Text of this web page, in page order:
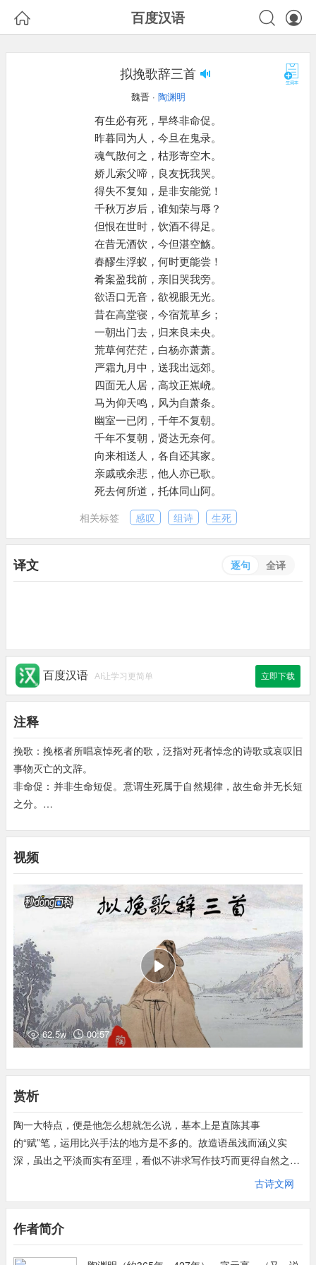
 百度汉语 

拟挽歌辞三首
魏晋 · 陶渊明
有生必有死，早终非命促。
昨暮同为人，今旦在鬼录。
魂气散何之，枯形寄空木。
娇儿索父啼，良友抚我哭。
得失不复知，是非安能觉！
千秋万岁后，谁知荣与辱？
但恨在世时，饮酒不得足。
在昔无酒饮，今但湛空觞。
春醪生浮蚁，何时更能尝！
肴案盈我前，亲旧哭我旁。
欲语口无音，欲视眼无光。
昔在高堂寝，今宿荒草乡；
一朝出门去，归来良未央。
荒草何茫茫，白杨亦萧萧。
严霜九月中，送我出远郊。
四面无人居，高坟正嶣峣。
马为仰天鸣，风为自萧条。
幽室一已闭，千年不复朝。
千年不复朝，贤达无奈何。
向来相送人，各自还其家。
亲戚或余悲，他人亦已歌。
死去何所道，托体同山阿。
相关标签 感叹 组诗 生死
译文 逐句 全译
百度汉语 AI让学习更简单 立即下载
注释
挽歌：挽柩者所唱哀悼死者的歌，泛指对死者悼念的诗歌或哀叹旧
事物灭亡的文辞。
非命促：并非生命短促。意谓生死属于自然规律，故生命并无长短
之分。
同为人：指还活在世上。
今旦：今晨。
在鬼录：列入鬼的名册，指死去。
魂气：指人的精神意识。《左传昭公七年》
疏：附形之灵为魄，附气之神为魂。
散何之：散归何处。
枯形：枯槁的尸体。
奇空木：安放于棺木之中。
索：寻找。
千秋万岁：千年万年，形容岁月长久。
湛空觞：是说往日的空酒杯中，如今盛满了澄清的奠酒。
春醪：春酒。
浮蚁：酒面上的泡沫。《文选张衡南都赋》：醪敷径寸，浮蚁若
萍。
刘良注：酒膏径寸，布于酒上，亦有浮蚁如水萍也。
肴案：指摆在供桌上的盛满肉食的木盘。肴，荤菜。案，古代进食
用的一种短脚木盘。
盈：指摆满。
傍：即旁。
按：逯本据《乐府诗集》于此句后校增荒草无人眠，极视正茫茫二
句，为诸本所无。然此二句与第三首四面无人居荒草何茫茫等句重
复，故当删去。
出门去：指出殡。
良未央：未有尽头，遥遥无期。良，确，诚。此句一本作归来夜未
视频
62.5w 00:57
赏析
陶一大特点，便是他怎么想就怎么说，基本上是直陈其事
的“赋”笔，运用比兴手法的地方是不多的。故造语虽浅而涵义实
深，虽出之平淡而实有至理，看似不讲求写作技巧而更得自然之
趣。这就是苏轼所说的“似枯而实腴”。魏晋人侈尚清谈，多言生
正能勘破生死关者，在当时恐怕只有陶渊明一人而已。如他在《形
影神·神释》诗的结尾处说：“纵浪大化中，不忧亦不惧；应尽便须
尽，无复独多虑。”意思说人生居天地之间如纵身大浪，沉浮无
古诗文网
作者简介